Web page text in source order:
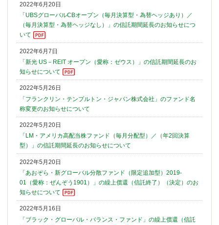
2022年6月20日
「UBSグローバルCBオープン（毎月決算型・為替ヘッジあり）／
（毎月決算型・為替ヘッジなし）」の信託期間延長のお知らせにつ
いて
2022年6月7日
「新光 US－REIT オープン（愛称：ゼウス）」の信託期間延長のお
知らせについて
2022年5月26日
「フランクリン・テンプルトン・ジャパン株式会社」のファンド名
称変更のお知らせについて
2022年5月20日
「LM・アメリカ高配当株ファンド（毎月分配型）／（年2回決算
型）」の信託期間延長のお知らせについて
2022年5月20日
「あおぞら・新グローバル分散ファンド（限定追加型）2019-
01（愛称：ぜんぞう1901）」の繰上償還（信託終了）（決定）のお
知らせについて
2022年5月16日
「ブラック・グローバル・バランス・ファンド」の繰上償還（信託